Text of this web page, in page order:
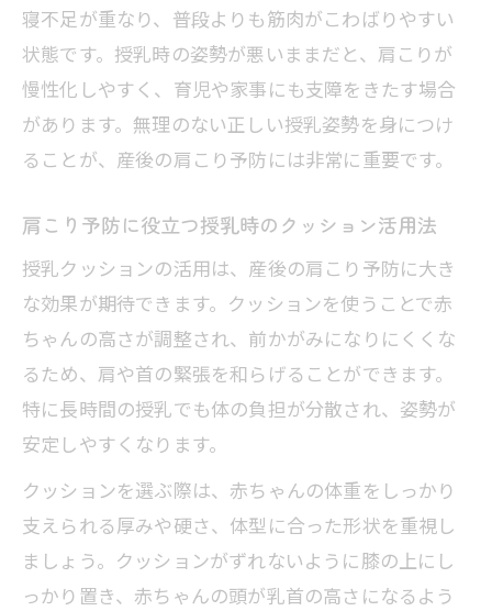
肩の可動域低下と産後肩こりの関係を解
説
産後の体が固まる時期と対策のタイミン
グ
肩こり緩和に役立つ簡単セルフケア術
産後でも無理なくできる肩こりセルフケ
蒸しタオルで温める産後肩こりリラック
ス術
産後肩こりに効果的なセルフマッサージ
日常で続けやすい産後肩こりセルフケア
習慣
整体やストレッチで産後の悩みを解消へ
寝不足が重なり、普段よりも筋肉がこわばりやすい
状態です。授乳時の姿勢が悪いままだと、肩こりが
慢性化しやすく、育児や家事にも支障をきたす場合
があります。無理のない正しい授乳姿勢を身につけ
ることが、産後の肩こり予防には非常に重要です。
肩こり予防に役立つ授乳時のクッション活用法
授乳クッションの活用は、産後の肩こり予防に大き
な効果が期待できます。クッションを使うことで赤
ちゃんの高さが調整され、前かがみになりにくくな
るため、肩や首の緊張を和らげることができます。
特に長時間の授乳でも体の負担が分散され、姿勢が
安定しやすくなります。
クッションを選ぶ際は、赤ちゃんの体重をしっかり
支えられる厚みや硬さ、体型に合った形状を重視し
ましょう。クッションがずれないように膝の上にし
っかり置き、赤ちゃんの頭が乳首の高さになるよう